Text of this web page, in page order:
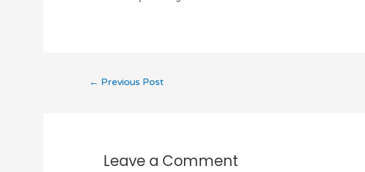
← Previous Post
Leave a Comment